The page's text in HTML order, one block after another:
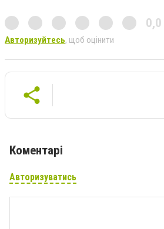
0,0
Авторизуйтесь, щоб оцінити
Коментарі
Авторизуватись